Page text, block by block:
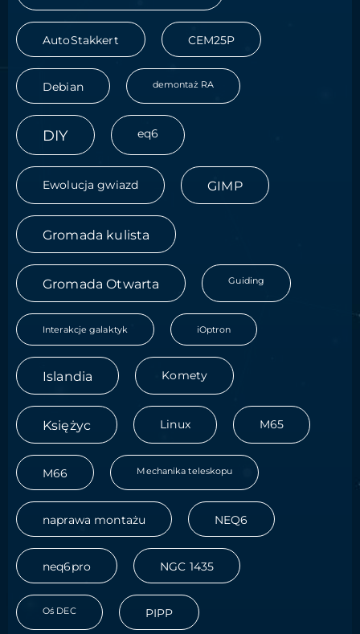
AutoStakkert CEM25P
Debian demontaż RA
DIY eq6
Ewolucja gwiazd GIMP
Gromada kulista
Gromada Otwarta Guiding
Interakcje galaktyk iOptron
Islandia Komety
Księżyc Linux M65
M66 Mechanika teleskopu
naprawa montażu NEQ6
neq6pro NGC 1435
Oś DEC PIPP